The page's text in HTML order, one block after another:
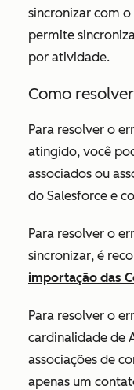
sincronizar com
permite
por atividade.
Como
Para resolver o
atingido, você
associados ou
do Salesforce e
Para resolver o
sincronizar, é
importação das
Para resolver o
cardinalidade de
associações de
apenas um